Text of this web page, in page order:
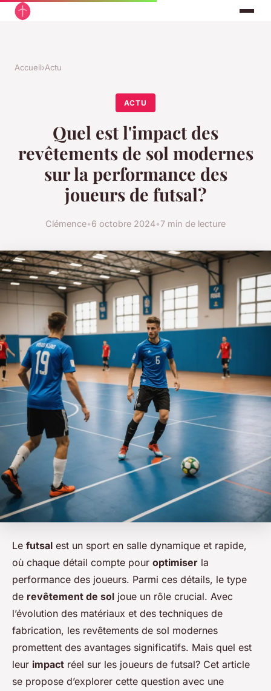
Accueil›Actu
ACTU
Quel est l'impact des
revêtements de sol modernes
sur la performance des
joueurs de futsal?
Clémence•6 octobre 2024•7 min de lecture
Le futsal est un sport en salle dynamique et rapide,
où chaque détail compte pour optimiser la
performance des joueurs. Parmi ces détails, le type
de revêtement de sol joue un rôle crucial. Avec
l’évolution des matériaux et des techniques de
fabrication, les revêtements de sol modernes
promettent des avantages significatifs. Mais quel est
leur impact réel sur les joueurs de futsal? Cet article
se propose d’explorer cette question avec une